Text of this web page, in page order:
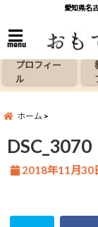
愛知県名
menu
プロフィー
ル
ホーム
DSC_3070
2018年11月30